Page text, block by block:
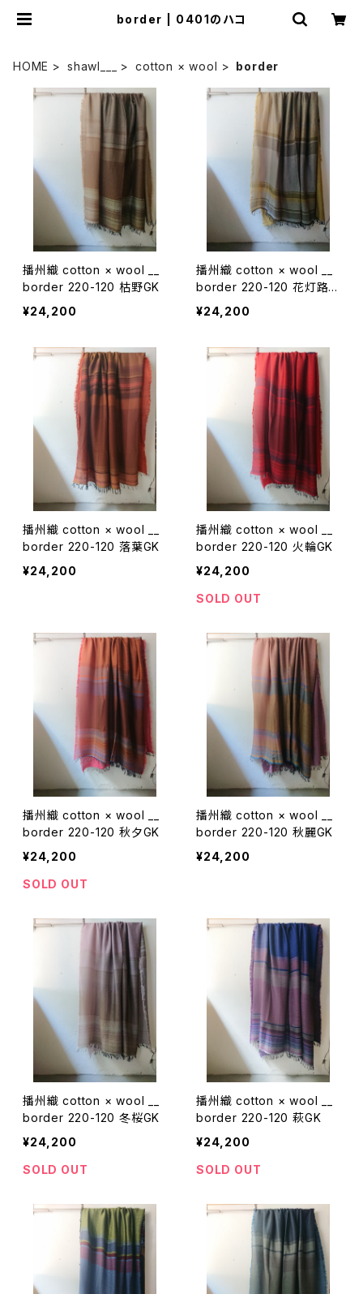
border | 0401のハコ
HOME shawl___ cotton × wool border
播州織 cotton × wool __
border 220-120 枯野GK
¥24,200
播州織 cotton × wool __
border 220-120 花灯路G
K
¥24,200
播州織 cotton × wool __
border 220-120 落葉GK
¥24,200
播州織 cotton × wool __
border 220-120 火輪GK
¥24,200
SOLD OUT
播州織 cotton × wool __
border 220-120 秋夕GK
¥24,200
SOLD OUT
播州織 cotton × wool __
border 220-120 秋麗GK
¥24,200
播州織 cotton × wool __
border 220-120 冬桜GK
¥24,200
SOLD OUT
播州織 cotton × wool __
border 220-120 萩GK
¥24,200
SOLD OUT